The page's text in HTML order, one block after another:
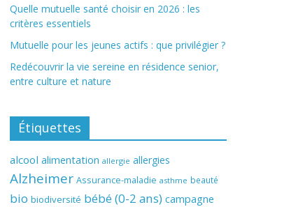
Quelle mutuelle santé choisir en 2026 : les
critères essentiels
Mutuelle pour les jeunes actifs : que privilégier ?
Redécouvrir la vie sereine en résidence senior,
entre culture et nature
Étiquettes
alcool alimentation allergie allergies
Alzheimer Assurance-maladie asthme beauté
bio biodiversité bébé (0-2 ans) campagne